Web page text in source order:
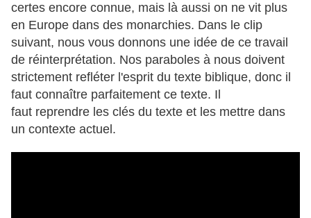
certes encore connue, mais là aussi on ne vit plus
en Europe dans des monarchies. Dans le clip
suivant, nous vous donnons une idée de ce travail
de réinterprétation. Nos paraboles à nous doivent
strictement refléter l'esprit du texte biblique, donc il
faut connaître parfaitement ce texte. Il
faut reprendre les clés du texte et les mettre dans
un contexte actuel.